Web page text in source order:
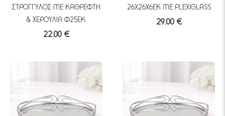
ΣΤΡΟΓΓΥΛΟΣ ΜΕ ΚΑΘΡΕΦΤΗ
& ΧΕΡΟΥΛΙΑ Φ25ΕΚ.
22.00 €
26Χ26Χ6ΕΚ ΜΕ PLEXIGLASS
29.00 €